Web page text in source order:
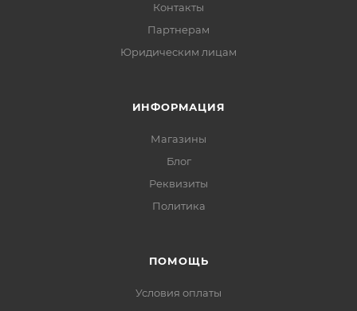
Контакты
Партнерам
Юридическим лицам
ИНФОРМАЦИЯ
Магазины
Блог
Реквизиты
Политика
ПОМОЩЬ
Условия оплаты